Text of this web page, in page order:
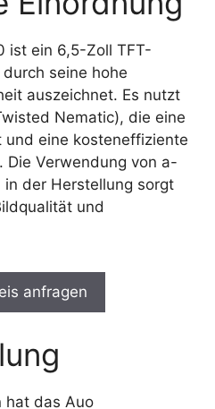
ist ein 6,5-Zoll TFT-
seine hohe
auszeichnet. Es nutzt
Nematic), die eine
und eine kosteneffiziente
Die Verwendung von a-
in der Herstellung sorgt
und
anfragen
hat das Auo